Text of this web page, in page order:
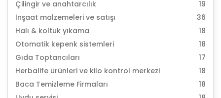
Çilingir ve anahtarcılık
19
İnşaat malzemeleri ve satışı
36
Halı & koltuk yıkama
18
Otomatik kepenk sistemleri
18
Gıda Toptancıları
17
Herbalife ürünleri ve kilo kontrol merkezi
18
Baca Temizleme Firmaları
18